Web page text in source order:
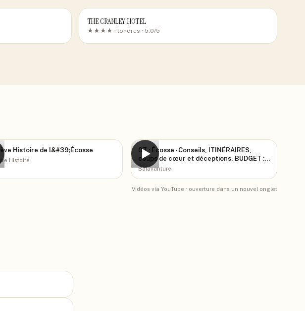
THE CRANLEY HOTEL
★★★★ · londres · 5.0/5
Histoire de l&#39;Écosse
Histoire
▶
07 : Écosse - Conseils, ITINÉRAIRES,
coups de cœur et déceptions, BUDGET :
on fait le BILAN !
Balavanture
Vidéos via YouTube · ouverture dans un nouvel onglet